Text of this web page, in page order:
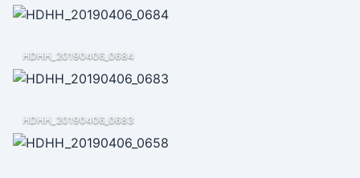
HDHH_20190406_0684
HDHH_20190406_0683